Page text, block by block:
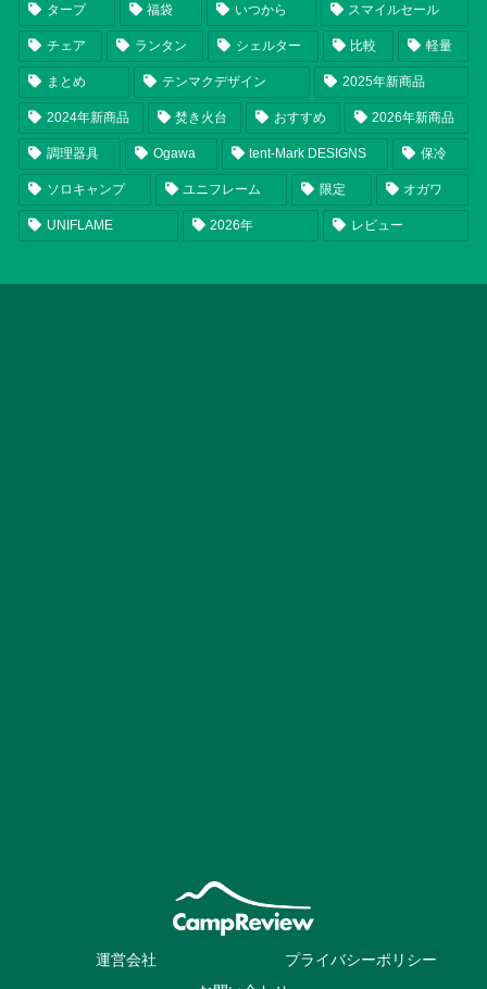
タープ 福袋 いつから スマイルセール
チェア ランタン シェルター 比較 軽量
まとめ テンマクデザイン 2025年新商品
2024年新商品 焚き火台 おすすめ 2026年新商品
調理器具 Ogawa tent-Mark DESIGNS 保冷
ソロキャンプ ユニフレーム 限定 オガワ
UNIFLAME 2026年 レビュー
運営会社
プライバシーポリシー